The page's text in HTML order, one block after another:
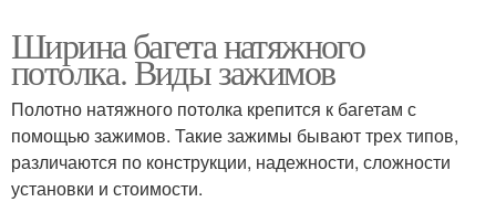
Ширина багета натяжного
потолка. Виды зажимов
Полотно натяжного потолка крепится к багетам с
помощью зажимов. Такие зажимы бывают трех типов,
различаются по конструкции, надежности, сложности
установки и стоимости.